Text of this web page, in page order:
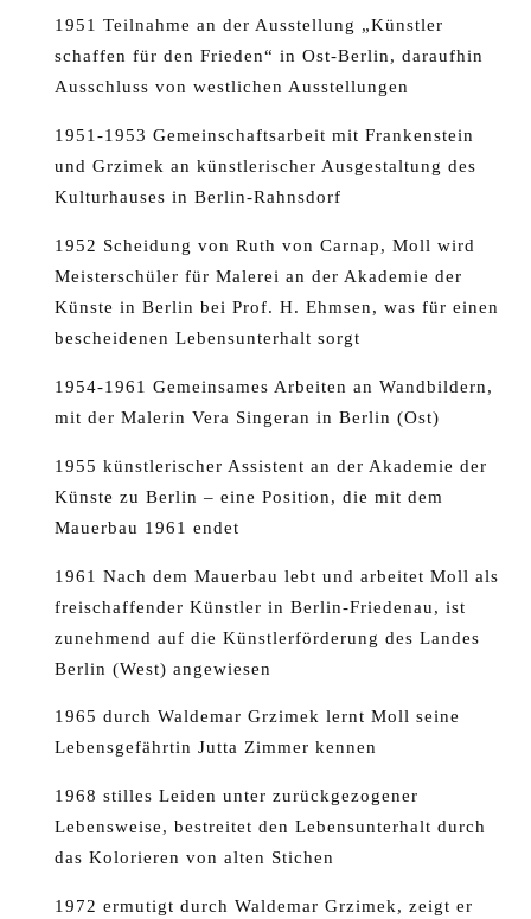
1951 Teilnahme an der Ausstellung „Künstler
schaffen für den Frieden“ in Ost-Berlin, daraufhin
Ausschluss von westlichen Ausstellungen
1951-1953 Gemeinschaftsarbeit mit Frankenstein
und Grzimek an künstlerischer Ausgestaltung des
Kulturhauses in Berlin-Rahnsdorf
1952 Scheidung von Ruth von Carnap, Moll wird
Meisterschüler für Malerei an der Akademie der
Künste in Berlin bei Prof. H. Ehmsen, was für einen
bescheidenen Lebensunterhalt sorgt
1954-1961 Gemeinsames Arbeiten an Wandbildern,
mit der Malerin Vera Singeran in Berlin (Ost)
1955 künstlerischer Assistent an der Akademie der
Künste zu Berlin – eine Position, die mit dem
Mauerbau 1961 endet
1961 Nach dem Mauerbau lebt und arbeitet Moll als
freischaffender Künstler in Berlin-Friedenau, ist
zunehmend auf die Künstlerförderung des Landes
Berlin (West) angewiesen
1965 durch Waldemar Grzimek lernt Moll seine
Lebensgefährtin Jutta Zimmer kennen
1968 stilles Leiden unter zurückgezogener
Lebensweise, bestreitet den Lebensunterhalt durch
das Kolorieren von alten Stichen
1972 ermutigt durch Waldemar Grzimek, zeigt er